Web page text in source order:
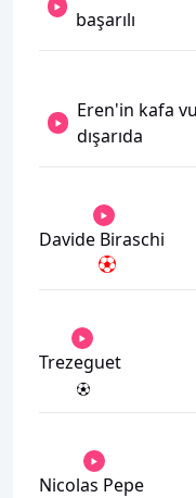
başarılı
Eren'in kafa
dışarıda
Davide Biraschi
Trezeguet
Nicolas Pepe